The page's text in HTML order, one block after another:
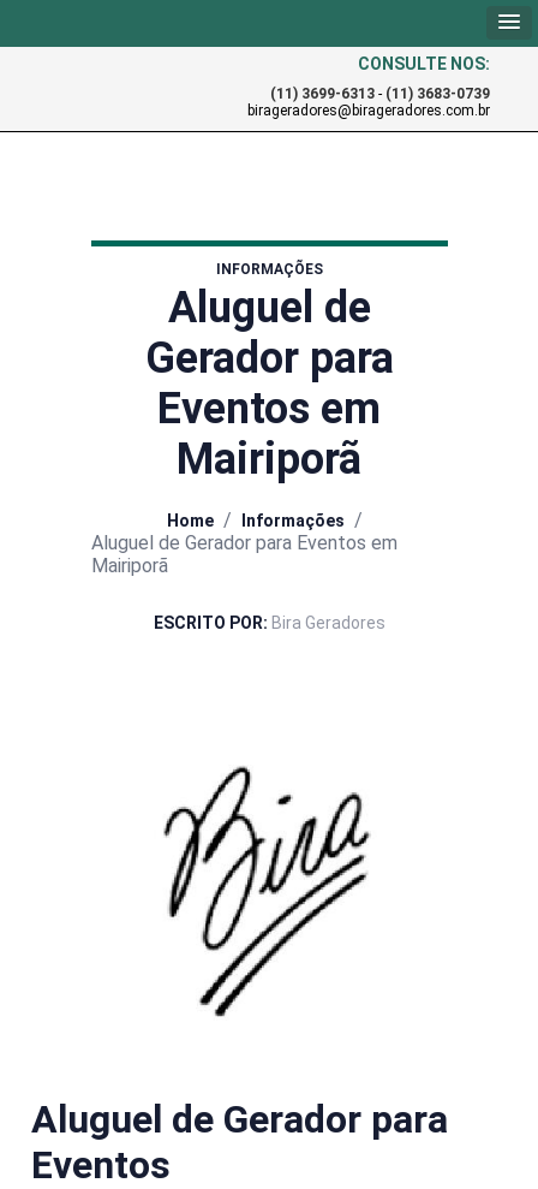
CONSULTE NOS:
(11) 3699-6313 - (11) 3683-0739
birageradores@birageradores.com.br
INFORMAÇÕES
Aluguel de
Gerador para
Eventos em
Mairiporã
Home / Informações /
Aluguel de Gerador para Eventos em
Mairiporã
ESCRITO POR: Bira Geradores
Aluguel de Gerador para
Eventos